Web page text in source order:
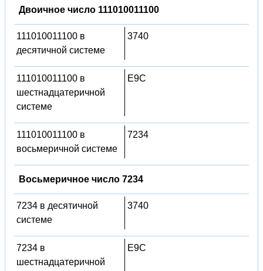
Двоичное число 111010011100
111010011100 в
десятичной системе
3740
111010011100 в
шестнадцатеричной
системе
E9C
111010011100 в
восьмеричной системе
7234
Восьмеричное число 7234
7234 в десятичной
системе
3740
7234 в
шестнадцатеричной
E9C